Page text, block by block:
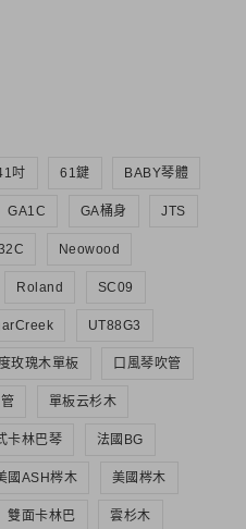
吋 61鍵 BABY琴體
GA1C GA桶身 JTS
Neowood
Roland SC09
UT88G3
玫瑰木單板 口風琴吹管
單板云杉木
卡林巴琴 法國BG
國ASH梣木 美國梣木
雙面卡林巴 雲杉木